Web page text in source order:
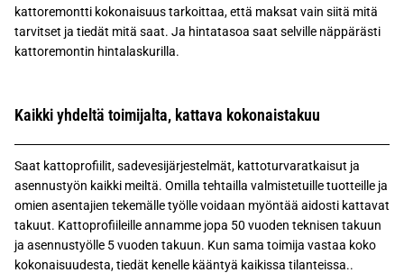
kattoremontti kokonaisuus tarkoittaa, että maksat vain siitä mitä
tarvitset ja tiedät mitä saat. Ja hintatasoa saat selville näppärästi
kattoremontin hintalaskurilla.
Kaikki yhdeltä toimijalta, kattava kokonaistakuu
Saat kattoprofiilit, sadevesijärjestelmät, kattoturvaratkaisut ja
asennustyön kaikki meiltä. Omilla tehtailla valmistetuille tuotteille ja
omien asentajien tekemälle työlle voidaan myöntää aidosti kattavat
takuut. Kattoprofiileille annamme jopa 50 vuoden teknisen takuun
ja asennustyölle 5 vuoden takuun. Kun sama toimija vastaa koko
kokonaisuudesta, tiedät kenelle kääntyä kaikissa tilanteissa..